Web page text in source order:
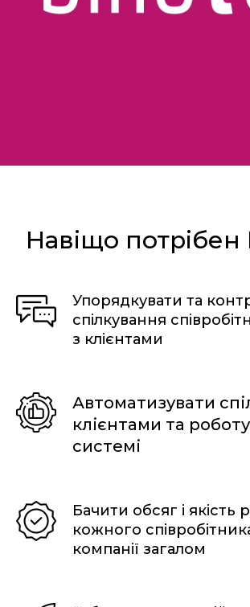
Навіщо
Упорядкувати та
спілкування
з клієнтами
Автоматизувати
клієнтами та
системі
Бачити обсяг і якість
кожного
компанії загалом